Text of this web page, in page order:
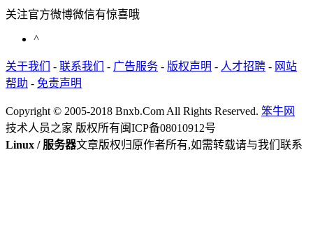
关注官方微博微信有惊喜哦
^
关于我们 - 联系我们 - 广告服务 - 版权声明 - 人才招聘 - 网站
帮助 - 免责声明
Copyright © 2005-2018 Bnxb.Com All Rights Reserved. 笨牛网
技术人员之家 版权所有闽ICP备08010912号
Linux / 服务器文章版权归原作者所有,如需转载请与我们联系